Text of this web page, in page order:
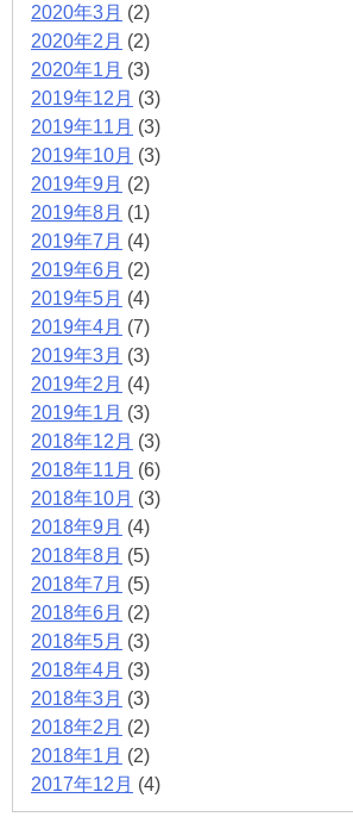
2020年3月 (2)
2020年2月 (2)
2020年1月 (3)
2019年12月 (3)
2019年11月 (3)
2019年10月 (3)
2019年9月 (2)
2019年8月 (1)
2019年7月 (4)
2019年6月 (2)
2019年5月 (4)
2019年4月 (7)
2019年3月 (3)
2019年2月 (4)
2019年1月 (3)
2018年12月 (3)
2018年11月 (6)
2018年10月 (3)
2018年9月 (4)
2018年8月 (5)
2018年7月 (5)
2018年6月 (2)
2018年5月 (3)
2018年4月 (3)
2018年3月 (3)
2018年2月 (2)
2018年1月 (2)
2017年12月 (4)